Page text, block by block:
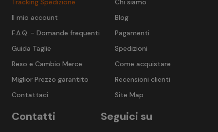
Chi siamo
Blog
Pagamenti
Spedizioni
Come acquistare
Recensioni clienti
Site Map
Tracking Spedizione
Il mio account
F.A.Q. - Domande frequenti
Guida Taglie
Reso e Cambio Merce
Miglior Prezzo garantito
Contattaci
Contatti Seguici su